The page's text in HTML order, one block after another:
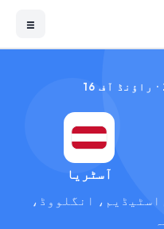
☰
آسٹریا
· سوفائی اسٹیڈیم، انگلووڈ،